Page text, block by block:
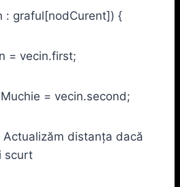
{
vecin.first;
= vecin.second;
distanța dacă
scurt